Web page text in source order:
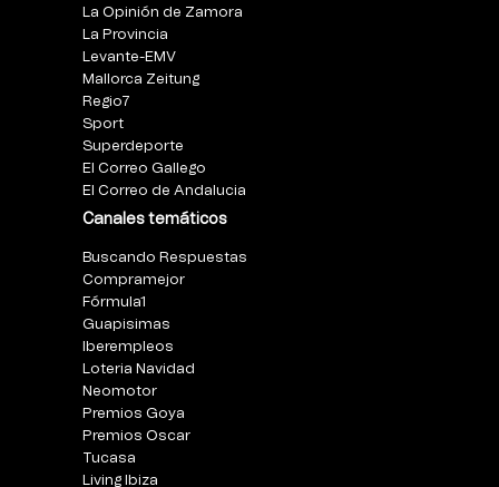
La Opinión de Zamora
La Provincia
Levante-EMV
Mallorca Zeitung
Regio7
Sport
Superdeporte
El Correo Gallego
El Correo de Andalucia
Canales temáticos
Buscando Respuestas
Compramejor
Fórmula1
Guapisimas
Iberempleos
Loteria Navidad
Neomotor
Premios Goya
Premios Oscar
Tucasa
Living Ibiza